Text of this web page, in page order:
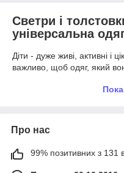
Светри і
універсальна
Діти - дуже живі, активні і
важливо, щоб одяг, який
виготовлена з
найстаріших предметів
даний час вони дуже
діти також люблять носити
собою досить пухку одяг з
Про нас
99% позитивних з 131